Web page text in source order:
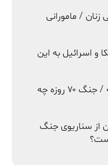
/ مامورانی
و اسرائیل به این
برندگان پنهان جنگ خاورمیانه / جنگ ۷۰ روزه چه
از سناریوی جنگ